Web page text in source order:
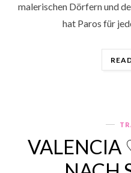
malerischen Dörfern und
hat Paros für
VALENCIA